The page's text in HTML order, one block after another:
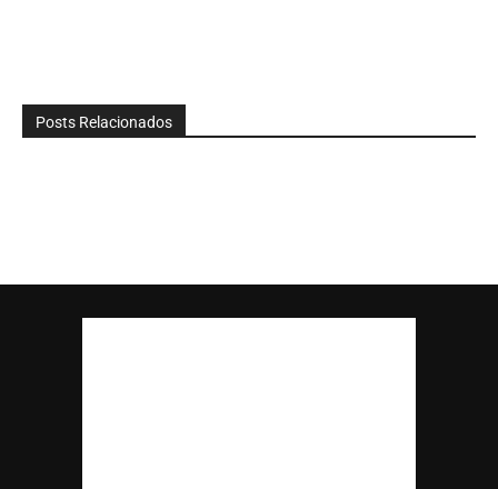
Posts Relacionados